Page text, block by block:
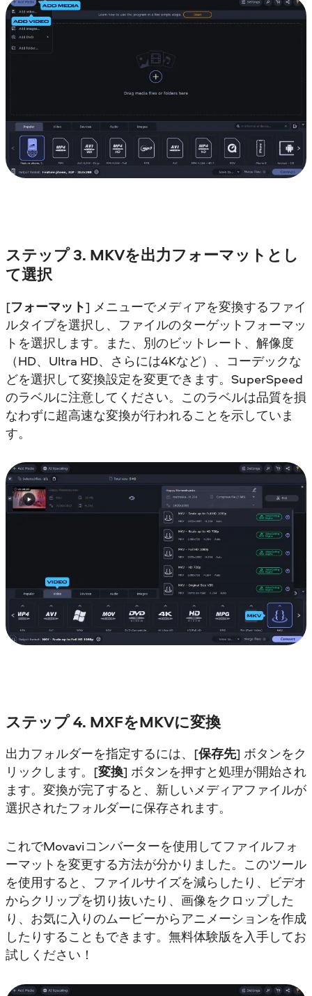
ステップ 3. MKVを出力フォーマットとし
て選択
[フォーマット] メニューでメディアを変換するファイ
ルタイプを選択し、ファイルのターゲットフォーマッ
トを選択します。また、別のビットレート、解像度
（HD、Ultra HD、さらには4Kなど）、コーデックな
どを選択して変換設定を変更できます。SuperSpeed
のラベルに注意してください。このラベルは品質を損
なわずに超高速な変換が行われることを示していま
す。
ステップ 4. MXFをMKVに変換
出力フォルダーを指定するには、[保存先] ボタンをク
リックします。[変換] ボタンを押すと処理が開始され
ます。変換が完了すると、新しいメディアファイルが
選択されたフォルダーに保存されます。
これでMovaviコンバーターを使用してファイルフォ
ーマットを変更する方法が分かりました。このツール
を使用すると、ファイルサイズを減らしたり、ビデオ
からクリップを切り抜いたり、画像をクロップした
り、お気に入りのムービーからアニメーションを作成
したりすることもできます。無料体験版を入手してお
試しください！